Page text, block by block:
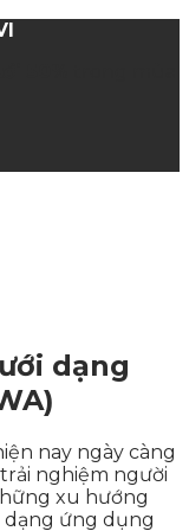
dạng
nay ngày càng
nghiệm người
xu hướng
dạng ứng dụng